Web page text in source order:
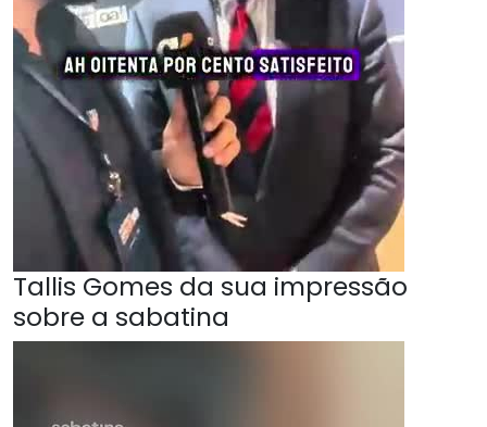
Tallis Gomes da sua impressão
sobre a sabatina